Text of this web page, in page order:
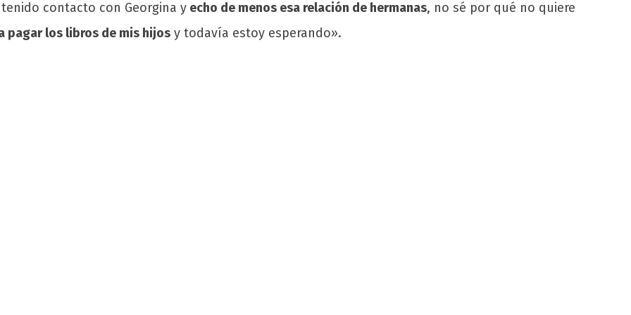
contacto con Georgina y echo de menos esa relación de hermanas, no sé por qué no quiere
pagar los libros de mis hijos y todavía estoy esperando».